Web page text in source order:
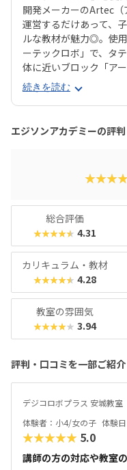
開発メーカーのArtec（
運営するだけあって、
ルな教材が魅力◎。使
ーテックロボ」で、タ
体に近いブロック「ア
ます。一般的なブロッ
体が苦手なお子さんで
れるでしょう。レゴ®︎
で、女の子もとっつき
のカリキュラムの目玉
ど高度なものにもチャ
2年分ですが、3年目以
安心です。最近では
C）」という大会を立
気を引き出すスクール
続きを読む
エジソンアカデミーの評
総合評価
★★★★★ 4.31
カリキュラム・教材
★★★★★ 4.28
教室の雰囲気
★★★★★ 3.94
評判・口コミを一部ご紹介
デジコロボプラス 安城教室
体験者：小4/女の子 体験
★★★★★ 5.0
講師の方の対応や教室